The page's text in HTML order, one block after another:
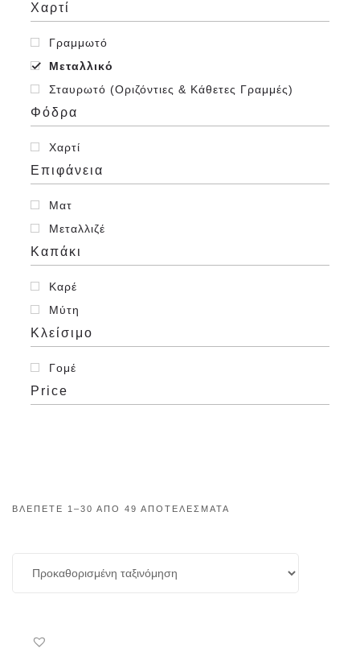
Χαρτί
Γραμμωτό
Μεταλλικό
Σταυρωτό (Οριζόντιες & Κάθετες Γραμμές)
Φόδρα
Χαρτί
Επιφάνεια
Ματ
Μεταλλιζέ
Καπάκι
Καρέ
Μύτη
Κλείσιμο
Γομέ
Price
ΒΛΈΠΕΤΕ 1–30 ΑΠΌ 49 ΑΠΟΤΕΛΈΣΜΑΤΑ